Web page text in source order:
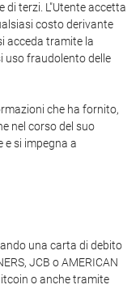
terzi. L"Utente accetta
costo derivante
acceda tramite la
uso fraudolento delle
che ha fornito,
nel corso del suo
e si impegna a
una carta di debito
JCB o AMERICAN
o anche tramite